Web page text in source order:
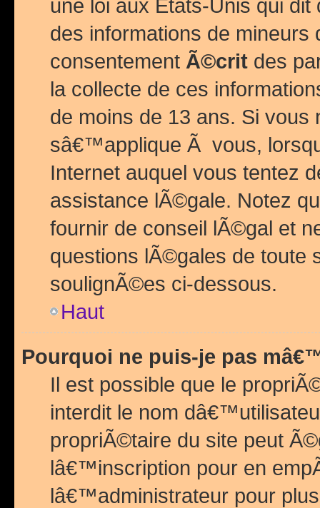
une loi aux Etats-Unis qui
des informations de mineurs
consentement Ã©crit des
la collecte de ces
de moins de 13 ans. Si
sâ€™applique Ã vous,
Internet auquel vous tentez
assistance lÃ©gale. Notez
fournir de conseil lÃ©gal et
questions lÃ©gales de
soulignÃ©es ci-dessous.
Haut
Pourquoi ne puis-je pas
Il est possible que le
interdit le nom
propriÃ©taire du site peut
lâ€™inscription pour en
lâ€™administrateur pour